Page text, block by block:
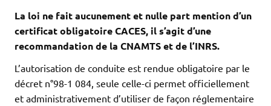
La loi ne fait aucunement et nulle part mention d’un
certificat obligatoire CACES, il s’agit d’une
recommandation de la CNAMTS et de l’INRS.
L’autorisation de conduite est rendue obligatoire par le
décret n°98-1 084, seule celle-ci permet officiellement
et administrativement d’utiliser de façon réglementaire